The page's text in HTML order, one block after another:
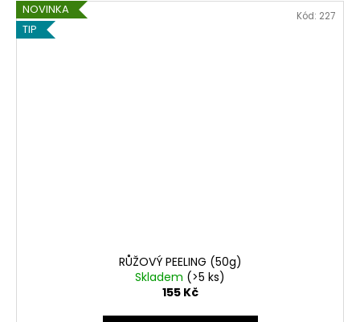
NOVINKA
TIP
RŮŽOVÝ PEELING (50g)
Skladem (>5 ks)
155 Kč
Kód: 227